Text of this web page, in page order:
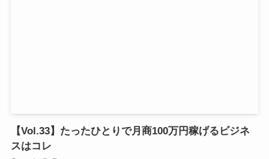
【Vol.33】たったひとりで月商100万円稼げるビジネ
スはコレ